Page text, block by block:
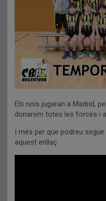
Els nois jugaran a Madrid,
donarem totes les forces i
I més per que podreu
aquest enllaç